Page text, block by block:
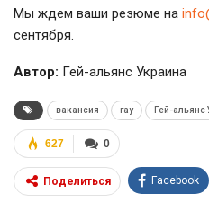
Мы ждем ваши резюме на
сентября.
Автор: Гей-альянс Украина
вакансия гау Гей-альянс
0
627
Поделиться Facebook